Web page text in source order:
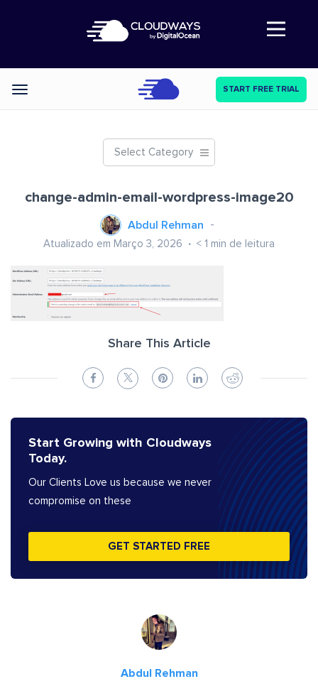
Abre a navegação
Categories START FREE TRIAL
Select Category
change-admin-email-wordpress-image20
Abdul Rehman
Atualizado em Março 3, 2026 < 1 min de leitura
Share This Article
Start Growing with Cloudways
Today.
Our Clients Love us because we never
compromise on these
GET STARTED FREE
Abdul Rehman